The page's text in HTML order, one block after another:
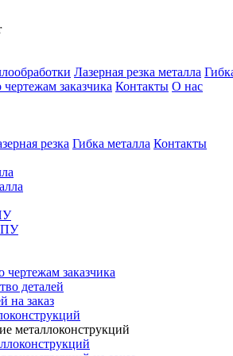
Лазерная резка металла
заказчика Контакты О нас
резка Гибка металла Контакты
чертежам заказчика
деталей
на заказ
металлоконструкций